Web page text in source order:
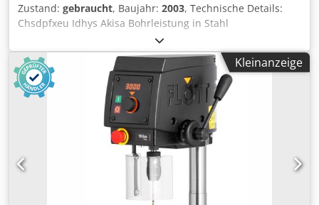
Zustand: gebraucht, Baujahr: 2003, Technische Details:
Chsdpfxeu Idhys Akisa Bohrleistung in Stahl
(Durchmesser): 25 mm Ausladung: 255 mm Bohrhub: 140
mm Spindelaufnahme MK: MK 3 Spindeldrehzahl:: 105 -
2980 / 8step U/min Abstand Spindel/Tisch max.: min.: 350 /
max.: 950 mm Tischaufspannfläche:: 420 x 270 mm Tisch
drehbar: 360 ° Tisch schwenkbar ca.: 30° links / rechts
Bohrtischverstellung: 600 manuell mm
Säulendurchmesser: 100 mm Stromstärke: 400 V / 50 Hz A
Gesamtleistungsbedarf: 0,9 kW Maschinengewicht ca.: 180
kg Abmessung Maschine ca. LxBxH: 0,6 x 0,5 x 1,8 m
Ausstattung: Röhm Schnellspannfutter 3 - 16mm
Umschaltung für Rechts/Linkslauf zum Gewindeschneiden
Kleinanzeige